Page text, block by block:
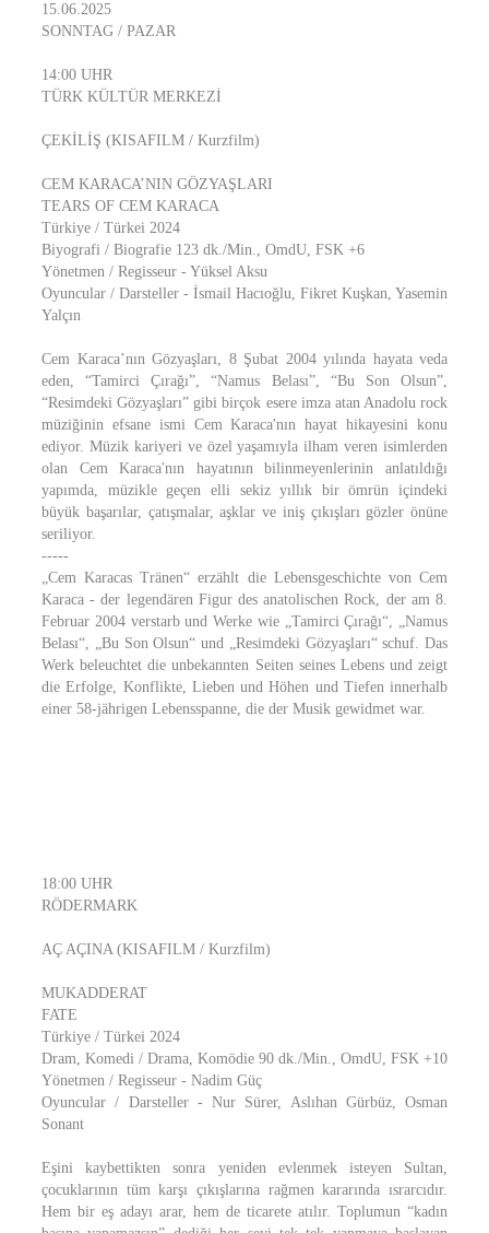
15.06.2025
SONNTAG / PAZAR
14:00 UHR
TÜRK KÜLTÜR MERKEZİ
ÇEKİLİŞ (KISAFILM / Kurzfilm)
CEM KARACA’NIN GÖZYAŞLARI
TEARS OF CEM KARACA
Türkiye / Türkei 2024
Biyografi / Biografie 123 dk./Min., OmdU, FSK +6
Yönetmen / Regisseur - Yüksel Aksu
Oyuncular / Darsteller - İsmail Hacıoğlu, Fikret Kuşkan, Yasemin
Yalçın
Cem Karaca’nın Gözyaşları, 8 Şubat 2004 yılında hayata veda
eden, “Tamirci Çırağı”, “Namus Belası”, “Bu Son Olsun”,
“Resimdeki Gözyaşları” gibi birçok esere imza atan Anadolu rock
müziğinin efsane ismi Cem Karaca'nın hayat hikayesini konu
ediyor. Müzik kariyeri ve özel yaşamıyla ilham veren isimlerden
olan Cem Karaca'nın hayatının bilinmeyenlerinin anlatıldığı
yapımda, müzikle geçen elli sekiz yıllık bir ömrün içindeki
büyük başarılar, çatışmalar, aşklar ve iniş çıkışları gözler önüne
seriliyor.
-----
„Cem Karacas Tränen“ erzählt die Lebensgeschichte von Cem
Karaca - der legendären Figur des anatolischen Rock, der am 8.
Februar 2004 verstarb und Werke wie „Tamirci Çırağı“, „Namus
Belası“, „Bu Son Olsun“ und „Resimdeki Gözyaşları“ schuf. Das
Werk beleuchtet die unbekannten Seiten seines Lebens und zeigt
die Erfolge, Konflikte, Lieben und Höhen und Tiefen innerhalb
einer 58-jährigen Lebensspanne, die der Musik gewidmet war.
18:00 UHR
RÖDERMARK
AÇ AÇINA (KISAFILM / Kurzfilm)
MUKADDERAT
FATE
Türkiye / Türkei 2024
Dram, Komedi / Drama, Komödie 90 dk./Min., OmdU, FSK +10
Yönetmen / Regisseur - Nadim Güç
Oyuncular / Darsteller - Nur Sürer, Aslıhan Gürbüz, Osman
Sonant
Eşini kaybettikten sonra yeniden evlenmek isteyen Sultan,
çocuklarının tüm karşı çıkışlarına rağmen kararında ısrarcıdır.
Hem bir eş adayı arar, hem de ticarete atılır. Toplumun “kadın